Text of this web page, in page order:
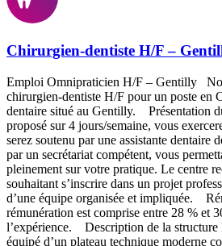
Chirurgien-dentiste H/F –
Emploi Omnipraticien H/F – Gentilly
chirurgien-dentiste H/F pour un poste en
dentaire situé au Gentilly. Présentation
proposé sur 4 jours/semaine, vous
serez soutenu par une assistante dentaire
par un secrétariat compétent, vous
pleinement sur votre pratique. Le centre
souhaitant s’inscrire dans un projet
d’une équipe organisée et impliquée.
rémunération est comprise entre 28 % et
l’expérience. Description de la structure
équipé d’un plateau technique moderne